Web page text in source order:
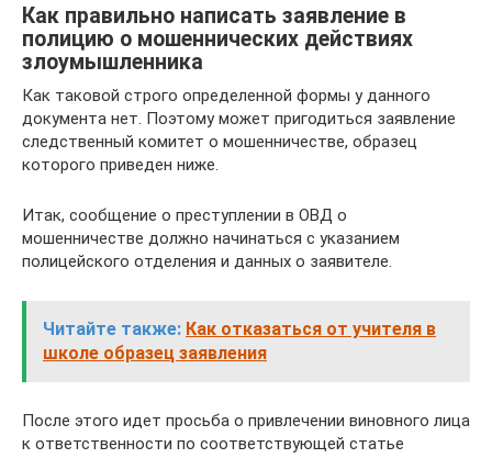
Как правильно написать заявление в
полицию о мошеннических действиях
злоумышленника
Как таковой строго определенной формы у данного
документа нет. Поэтому может пригодиться заявление
следственный комитет о мошенничестве, образец
которого приведен ниже.
Итак, сообщение о преступлении в ОВД о
мошенничестве должно начинаться с указанием
полицейского отделения и данных о заявителе.
Читайте также: Как отказаться от учителя в
школе образец заявления
После этого идет просьба о привлечении виновного лица
к ответственности по соответствующей статье